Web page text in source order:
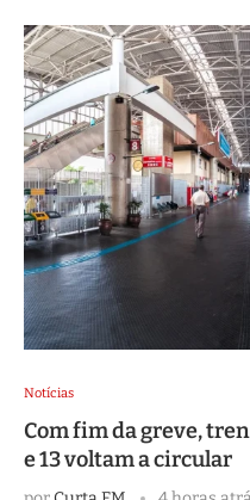
Notícias
Com fim da greve,
e 13 voltam a circular